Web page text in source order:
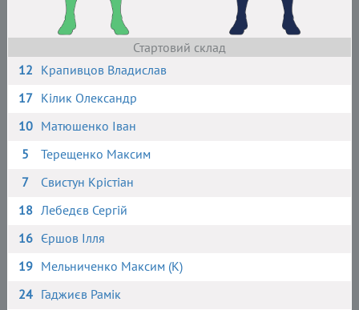
Стартовий склад
12 Крапивцов Владислав
17 Кілик Олександр
10 Матюшенко Іван
5
Терещенко Максим
7
Свистун Крістіан
18 Лебедєв Сергій
16 Єршов Ілля
19 Мельниченко Максим (К)
24 Гаджиєв Рамік